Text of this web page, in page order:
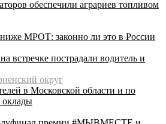
обеспечили аграриев топливом
МРОТ: законно ли это в России
встречке пострадали водитель и
округ
в Московской области и по
оклады